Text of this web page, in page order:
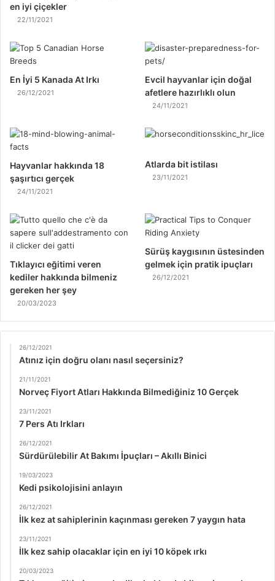
en iyi çiçekler
22/11/2021
En İyi 5 Kanada At Irkı
26/12/2021
Evcil hayvanlar için doğal
afetlere hazırlıklı olun
24/11/2021
Hayvanlar hakkında 18
şaşırtıcı gerçek
24/11/2021
Atlarda bit istilası
23/11/2021
Tıklayıcı eğitimi veren
kediler hakkında bilmeniz
gereken her şey
20/03/2023
Sürüş kaygısının üstesinden
gelmek için pratik ipuçları
26/12/2021
26/12/2021
Atınız için doğru olanı nasıl seçersiniz?
21/11/2021
Norveç Fiyort Atları Hakkında Bilmediğiniz 10 Gerçek
23/11/2021
7 Pers Atı Irkları
26/12/2021
Sürdürülebilir At Bakımı İpuçları – Akıllı Binici
19/03/2023
Kedi psikolojisini anlayın
26/12/2021
İlk kez at sahiplerinin kaçınması gereken 7 yaygın hata
23/11/2021
İlk kez sahip olacaklar için en iyi 10 köpek ırkı
20/03/2023